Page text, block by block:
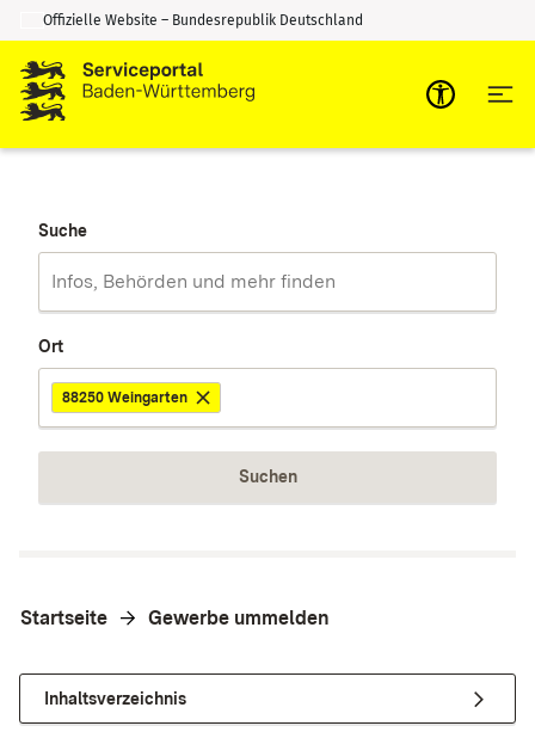
Zum Inhalt springen
Zur Suche springen
Offizielle Website – Bundesrepublik Deutschland
Suche
Ort
88250 Weingarten
Suchen
Startseite Gewerbe ummelden
Inhaltsverzeichnis